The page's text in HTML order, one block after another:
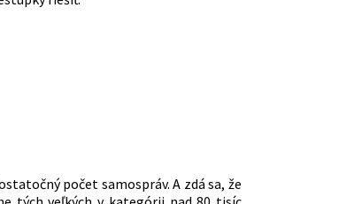
počet samospráv. A zdá sa, že